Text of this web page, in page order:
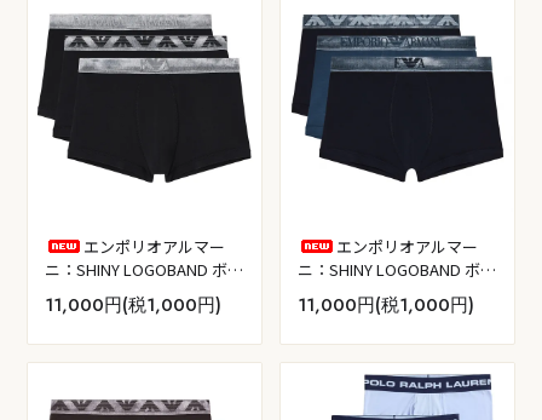
エンポリオアルマー
ニ：SHINY LOGOBAND ボク
サーパンツ 3PK (ブラック)
11,000円(税1,000円)
エンポリオアルマー
ニ：SHINY LOGOBAND ボク
サーパンツ 3PK (ブルー／オ
リオン／アールブルー)
11,000円(税1,000円)